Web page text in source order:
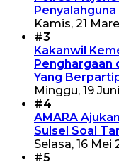
Kamis, 21
#3
Kakanwil
Penghargaan
Yang
Minggu, 19
#4
AMARA
Sulsel Soal
Selasa, 16 Mei
#5